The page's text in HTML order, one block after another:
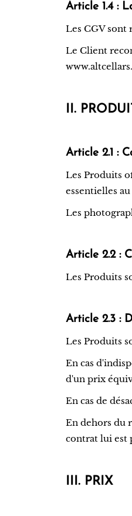
Article 1.4 :
Les CGV sont
Le Client
II.
Article 2.1 :
Les Produits
essentielles
Les
Article 2.2 :
Les Produits
Article 2.3 :
Les Produits
En cas
d'un prix
En cas de
En dehors du
contrat lui est
III. PRIX